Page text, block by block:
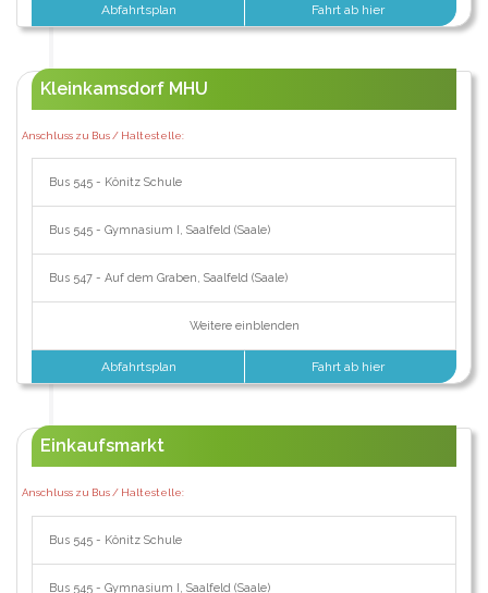
Abfahrtsplan Fahrt ab hier
Kleinkamsdorf MHU
Anschluss zu Bus / Haltestelle:
Bus 545 - Könitz Schule
Bus 545 - Gymnasium I, Saalfeld (Saale)
Bus 547 - Auf dem Graben, Saalfeld (Saale)
Weitere einblenden
Abfahrtsplan Fahrt ab hier
Einkaufsmarkt
Anschluss zu Bus / Haltestelle:
Bus 545 - Könitz Schule
Bus 545 - Gymnasium I, Saalfeld (Saale)